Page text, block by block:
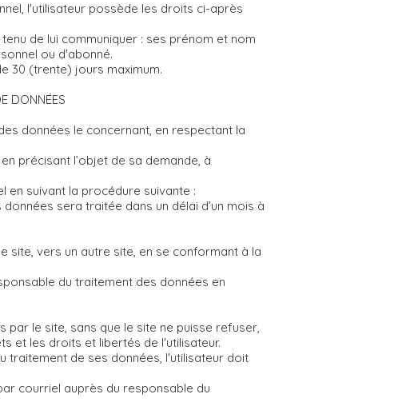
l'utilisateur possède les droits ci-après
de lui communiquer : ses prénom et nom
ou d'abonné.
30 (trente) jours maximum.
DONNÉES
données le concernant, en respectant la
précisant l’objet de sa demande, à
en suivant la procédure suivante :
sera traitée dans un délai d’un mois à
site, vers un autre site, en se conformant à la
du traitement des données en
le site, sans que le site ne puisse refuser,
et les droits et libertés de l'utilisateur.
traitement de ses données, l'utilisateur doit
courriel auprès du responsable du